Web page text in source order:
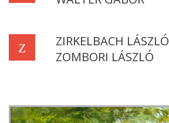
Z
ZIRKELBACH LÁSZLÓ
ZOMBORI LÁSZLÓ